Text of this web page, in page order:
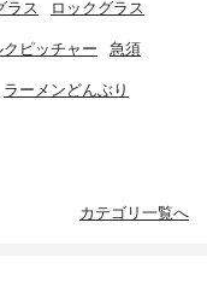
ラス ロックグラス
クピッチャー 急須
ラーメンどんぶり
カテゴリ一覧へ